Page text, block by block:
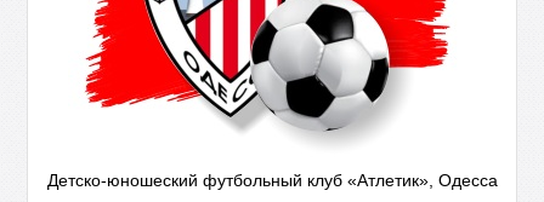
Детско-юношеский футбольный клуб «Атлетик», Одесса